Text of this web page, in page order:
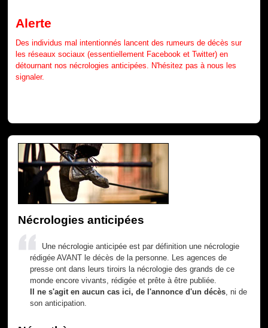
Alerte
Des individus mal intentionnés lancent des rumeurs de décès sur
les réseaux sociaux (essentiellement Facebook et Twitter) en
détournant nos nécrologies anticipées. N'hésitez pas à nous les
signaler.
Nécrologies anticipées
Une nécrologie anticipée est par définition une nécrologie
rédigée AVANT le décès de la personne. Les agences de
presse ont dans leurs tiroirs la nécrologie des grands de ce
monde encore vivants, rédigée et prête à être publiée.
Il ne s'agit en aucun cas ici, de l'annonce d'un décès , ni de
son anticipation.